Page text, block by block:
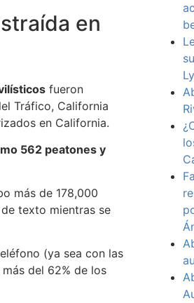
en
fueron
Tráfico, California
en California.
562 peatones y
más de 178,000
texto mientras se
(ya sea con las
del 62% de los